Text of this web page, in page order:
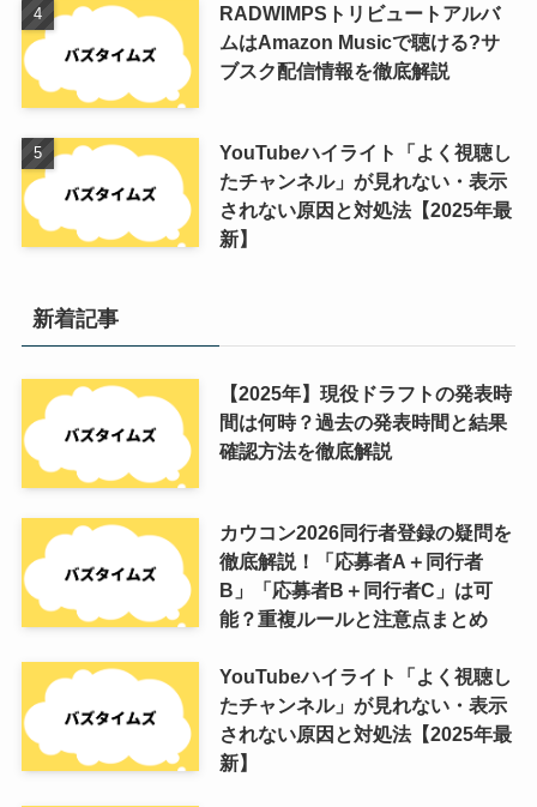
RADWIMPSトリビュートアルバ
ムはAmazon Musicで聴ける?サ
ブスク配信情報を徹底解説
YouTubeハイライト「よく視聴し
たチャンネル」が見れない・表示
されない原因と対処法【2025年最
新】
新着記事
【2025年】現役ドラフトの発表時
間は何時？過去の発表時間と結果
確認方法を徹底解説
カウコン2026同行者登録の疑問を
徹底解説！「応募者A＋同行者
B」「応募者B＋同行者C」は可
能？重複ルールと注意点まとめ
YouTubeハイライト「よく視聴し
たチャンネル」が見れない・表示
されない原因と対処法【2025年最
新】